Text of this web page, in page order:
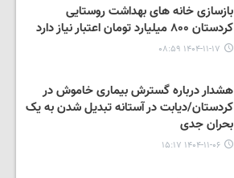
بازسازی خانه های بهداشت روستایی
کردستان ۸۰۰ میلیارد تومان اعتبار نیاز دارد
۱۴۰۴-۱۱-۱۷ ۰۸:۵۹
هشدار درباره گسترش بیماری خاموش در
کردستان/دیابت در آستانه تبدیل شدن به یک
بحران جدی
۱۴۰۴-۱۱-۰۶ ۱۵:۱۷